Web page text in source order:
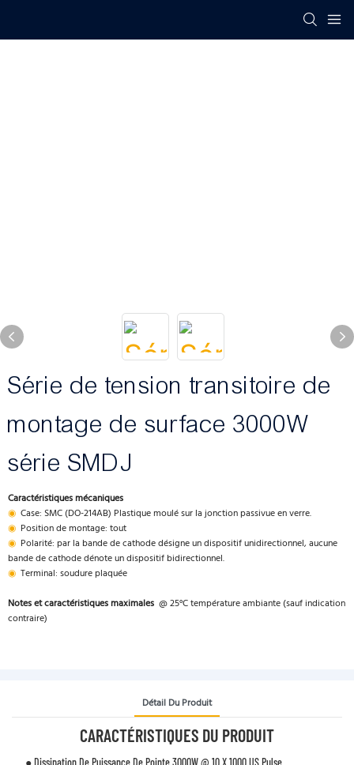
Série de tension transitoire de
montage de surface 3000W
série SMDJ
Caractéristiques mécaniques
◉ Case: SMC (DO-214AB) Plastique moulé sur la jonction passivue en verre.
◉ Position de montage: tout
◉ Polarité: par la bande de cathode désigne un dispositif unidirectionnel, aucune
bande de cathode dénote un dispositif bidirectionnel.
◉ Terminal: soudure plaquée
Notes et caractéristiques maximales @ 25°C température ambiante (sauf indication
contraire)
Détail Du Produit
CARACTÉRISTIQUES DU PRODUIT
● Dissipation De Puissance De Pointe 3000W @ 10 X 1000 US Pulse